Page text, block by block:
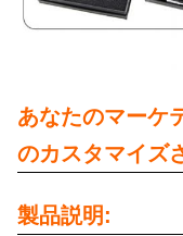
あなたのマーケ
のカスタマイズ
製品説明: